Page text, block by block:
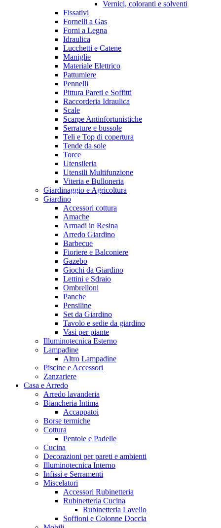
Vernici, coloranti e solventi
Fissativi
Fornelli a Gas
Forni a Legna
Idraulica
Lucchetti e Catene
Maniglie
Materiale Elettrico
Pattumiere
Pennelli
Pittura Pareti e Soffitti
Raccorderia Idraulica
Scale
Scarpe Antinfortunistiche
Serrature e bussole
Teli e Top di copertura
Tende da sole
Torce
Utensileria
Utensili Multifunzione
Viteria e Bulloneria
Giardinaggio e Agricoltura
Giardino
Accessori cottura
Amache
Armadi in Resina
Arredo Giardino
Barbecue
Fioriere e Balconiere
Gazebo
Giochi da Giardino
Lettini e Sdraio
Ombrelloni
Panche
Pensiline
Set da Giardino
Tavolo e sedie da giardino
Vasi per piante
Illuminotecnica Esterno
Lampadine
Altro Lampadine
Piscine e Accessori
Zanzariere
Casa e Arredo
Arredo lavanderia
Biancheria Intima
Accappatoi
Borse termiche
Cottura
Pentole e Padelle
Cucina
Decorazioni per pareti e ambienti
Illuminotecnica Interno
Infissi e Serramenti
Miscelatori
Accessori Rubinetteria
Rubinetteria Cucina
Rubinetteria Lavello
Soffioni e Colonne Doccia